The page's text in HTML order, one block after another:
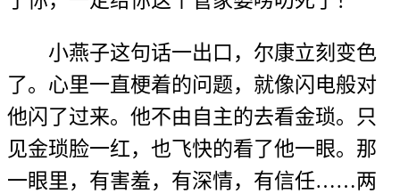
小燕子这句话一出口，尔康立刻变色
了。心里一直梗着的问题，就像闪电般对
他闪了过来。他不由自主的去看金琐。只
见金琐脸一红，也飞快的看了他一眼。那
一眼里，有害羞，有深情，有信任……两